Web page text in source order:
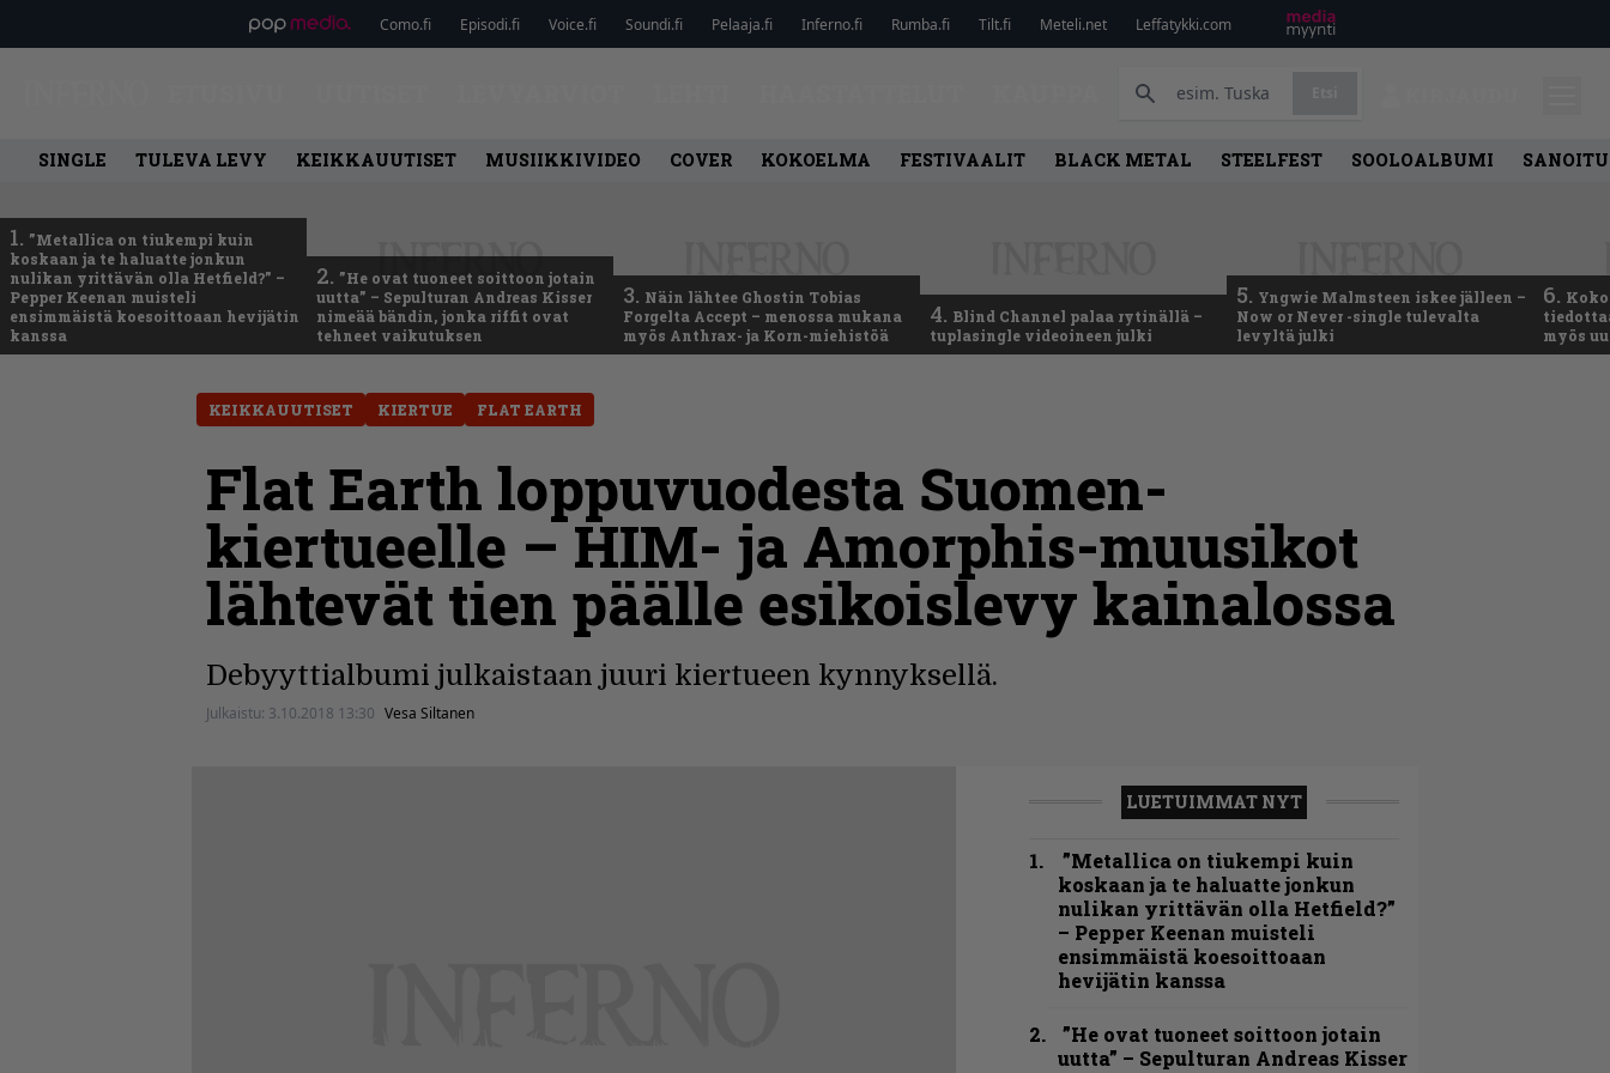
Como.fi Episodi.fi Voice.fi Soundi.fi Pelaaja.fi Inferno.fi Rumba.fi Tilt.fi Meteli.net Leffatykki.com
SINGLE TULEVA LEVY KEIKKAUUTISET MUSIIKKIVIDEO COVER KOKOELMA FESTIVAALIT BLACK METAL STEELFEST SOOLOALBUMI
1. ”Metallica on tiukempi kuin
koskaan ja te haluatte jonkun
nulikan yrittävän olla Hetfield?” –
Pepper Keenan muisteli
ensimmäistä koesoittoaan hevijätin
kanssa
2. ”He ovat tuoneet soittoon jotain
uutta” – Sepulturan Andreas Kisser
nimeää bändin, jonka riffit ovat
tehneet vaikutuksen
3. Näin lähtee Ghostin Tobias
Forgelta Accept – menossa mukana
myös Anthrax- ja Korn-miehistöä
4. Blind Channel palaa rytinällä –
tuplasingle videoineen julki
5. Yngwie Malmsteen iskee jälleen –
Now or Never -single tulevalta
levyltä julki
6.
myös
KEIKKAUUTISET KIERTUE FLAT EARTH
Flat Earth loppuvuodesta Suomen-
kiertueelle – HIM- ja Amorphis-muusikot
lähtevät tien päälle esikoislevy kainalossa
Debyyttialbumi julkaistaan juuri kiertueen kynnyksellä.
Julkaistu: 3.10.2018 13:30 Vesa Siltanen
LUETUIMMAT NYT
”Metallica on tiukempi kuin
koskaan ja te haluatte jonkun
nulikan yrittävän olla Hetfield?”
– Pepper Keenan muisteli
ensimmäistä koesoittoaan
hevijätin kanssa
”He ovat tuoneet soittoon jotain
uutta” – Sepulturan Andreas Kisser